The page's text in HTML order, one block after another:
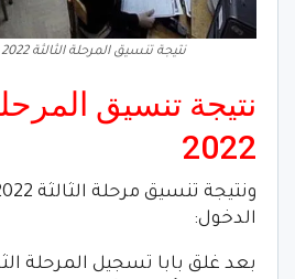
نتيجة تنسيق المرحلة الثالثة 2022 متاحة بعد قليل
نتيجة تنسيق
2022
الدخول: